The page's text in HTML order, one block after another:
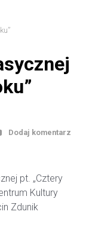
Dodaj komentarz
pt. „Cztery
Kultury
Zdunik